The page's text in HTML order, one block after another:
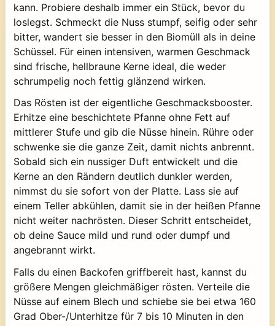
kann. Probiere deshalb immer ein Stück, bevor du
loslegst. Schmeckt die Nuss stumpf, seifig oder sehr
bitter, wandert sie besser in den Biomüll als in deine
Schüssel. Für einen intensiven, warmen Geschmack
sind frische, hellbraune Kerne ideal, die weder
schrumpelig noch fettig glänzend wirken.
Das Rösten ist der eigentliche Geschmacksbooster.
Erhitze eine beschichtete Pfanne ohne Fett auf
mittlerer Stufe und gib die Nüsse hinein. Rühre oder
schwenke sie die ganze Zeit, damit nichts anbrennt.
Sobald sich ein nussiger Duft entwickelt und die
Kerne an den Rändern deutlich dunkler werden,
nimmst du sie sofort von der Platte. Lass sie auf
einem Teller abkühlen, damit sie in der heißen Pfanne
nicht weiter nachrösten. Dieser Schritt entscheidet,
ob deine Sauce mild und rund oder dumpf und
angebrannt wirkt.
Falls du einen Backofen griffbereit hast, kannst du
größere Mengen gleichmäßiger rösten. Verteile die
Nüsse auf einem Blech und schiebe sie bei etwa 160
Grad Ober-/Unterhitze für 7 bis 10 Minuten in den